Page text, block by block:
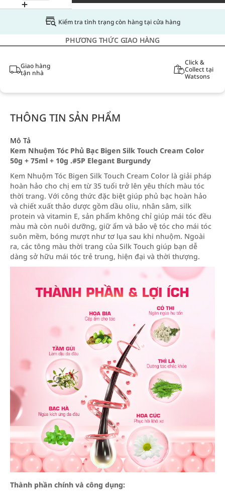
Kiểm tra tình trạng còn hàng tại cửa hàng
PHƯƠNG THỨC GIAO HÀNG
Giao hàng
tận nhà
Click &
Collect tại
Watsons
THÔNG TIN SẢN PHẨM
Mô Tả
Kem Nhuộm Tóc Phủ Bạc Bigen Silk Touch Cream Color
50g + 75ml + 10g .#5P Elegant Burgundy
Kem Nhuộm Tóc Bigen Silk Touch Cream Color là giải pháp
hoàn hảo cho chị em từ 35 tuổi trở lên yêu thích màu tóc
thời trang. Với công thức đặc biệt giúp phủ bạc hoàn hảo
và chiết xuất thảo dược gồm dầu oliu, nhân sâm, silk
protein và vitamin E, sản phẩm không chỉ giúp mái tóc đều
màu mà còn nuôi dưỡng, giữ ẩm và bảo vệ tóc cho mái tóc
suôn mềm, bóng mượt như tơ lụa sau khi nhuộm. Ngoài
ra, các tông màu thời trang của Silk Touch giúp bạn dễ
dàng sở hữu mái tóc trẻ trung, hiện đại và thời thượng.
Thành phần chính và công dụng: